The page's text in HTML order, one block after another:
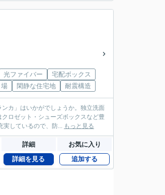
光ファイバー
宅配ボックス
閑静な住宅地 耐震構造
カ」はいかがでしょうか。独立洗面
ロゼット・シューズボックスなど豊
実しているので、防... もっと見る
詳細 お気に入り
詳細を見る 追加する